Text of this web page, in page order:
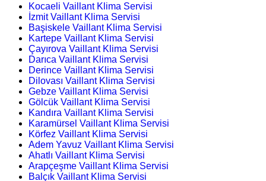
Kocaeli Vaillant Klima Servisi
İzmit Vaillant Klima Servisi
Başiskele Vaillant Klima Servisi
Kartepe Vaillant Klima Servisi
Çayırova Vaillant Klima Servisi
Darıca Vaillant Klima Servisi
Derince Vaillant Klima Servisi
Dilovası Vaillant Klima Servisi
Gebze Vaillant Klima Servisi
Gölcük Vaillant Klima Servisi
Kandıra Vaillant Klima Servisi
Karamürsel Vaillant Klima Servisi
Körfez Vaillant Klima Servisi
Adem Yavuz Vaillant Klima Servisi
Ahatlı Vaillant Klima Servisi
Arapçeşme Vaillant Klima Servisi
Balçık Vaillant Klima Servisi